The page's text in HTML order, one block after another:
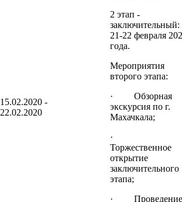
15.02.2020 -
22.02.2020
2 этап -
заключительный:
21-22 февраля
года.
Мероприятия
второго этапа:
· Обзорная
экскурсия по г.
Махачкала;
·
Торжественное
открытие
заключительного
этапа;
· Проведение